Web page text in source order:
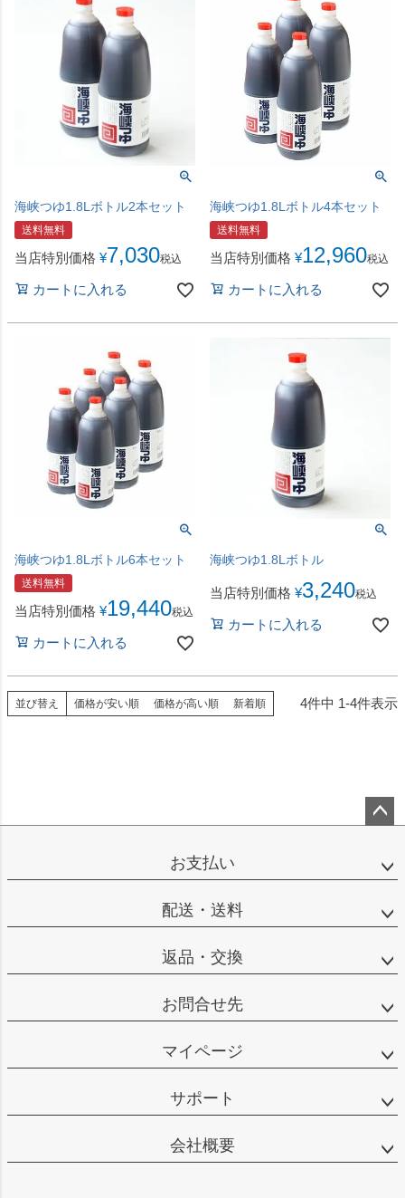
海峡つゆ1.8Lボトル2本セット
送料無料
当店特別価格 ¥7,030税込
カートに入れる
海峡つゆ1.8Lボトル4本セット
送料無料
当店特別価格 ¥12,960税込
カートに入れる
海峡つゆ1.8Lボトル6本セット
送料無料
当店特別価格 ¥19,440税込
カートに入れる
海峡つゆ1.8Lボトル
当店特別価格 ¥3,240税込
カートに入れる
並び替え 価格が安い順 価格が高い順 新着順 4件中 1-4件表示
ップ
お支払い
配送・送料
返品・交換
お問合せ先
マイページ
サポート
会社概要